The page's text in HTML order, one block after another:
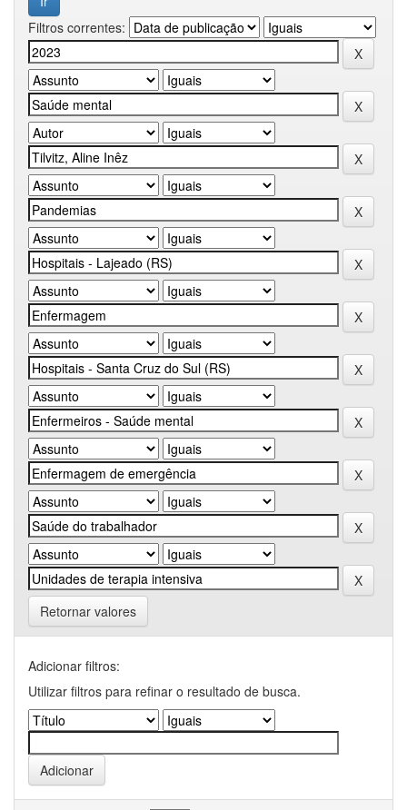
Filtros correntes:
Retornar valores
Adicionar filtros:
Utilizar filtros para refinar o resultado de busca.